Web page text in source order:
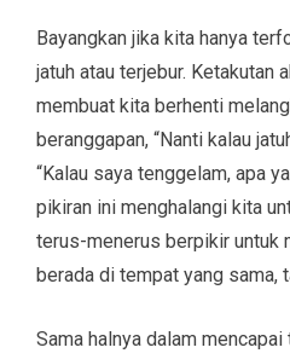
Bayangkan jika kita hanya
jatuh atau terjebur. Ketakutan
membuat kita berhenti
beranggapan, “Nanti kalau
“Kalau saya tenggelam, apa
pikiran ini menghalangi kita
terus-menerus berpikir untuk
berada di tempat yang sama,
Sama halnya dalam